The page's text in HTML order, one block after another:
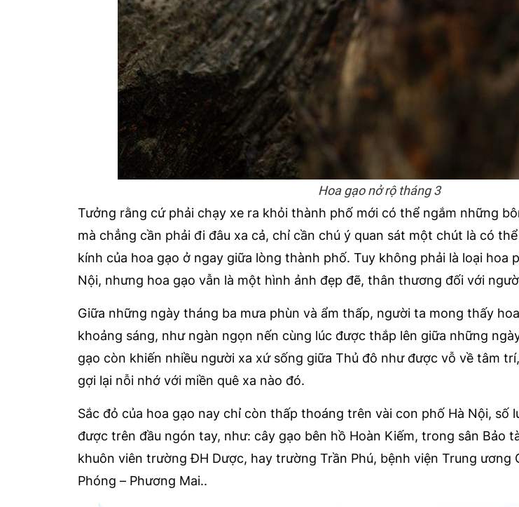
Hoa gạo nở rộ tháng 3
Tưởng rằng cứ phải chạy xe ra khỏi thành phố mới có thể ngắm những
mà chẳng cần phải đi đâu xa cả, chỉ cần chú ý quan sát một chút là có
kính của hoa gạo ở ngay giữa lòng thành phố. Tuy không phải là loại hoa
Nội, nhưng hoa gạo vẫn là một hình ảnh đẹp đẽ, thân thương đối với
Giữa những ngày tháng ba mưa phùn và ẩm thấp, người ta mong thấy
khoảng sáng, như ngàn ngọn nến cùng lúc được thắp lên giữa những
gạo còn khiến nhiều người xa xứ sống giữa Thủ đô như được vỗ về tâm
gợi lại nỗi nhớ với miền quê xa nào đó.
Sắc đỏ của hoa gạo nay chỉ còn thấp thoáng trên vài con phố Hà Nội, số
được trên đầu ngón tay, như: cây gạo bên hồ Hoàn Kiếm, trong sân Bảo
khuôn viên trường ĐH Dược, hay trường Trần Phú, bệnh viện Trung ương
Phóng – Phương Mai..